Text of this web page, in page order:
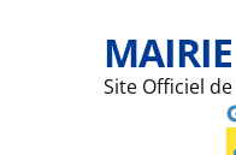
Site Officiel